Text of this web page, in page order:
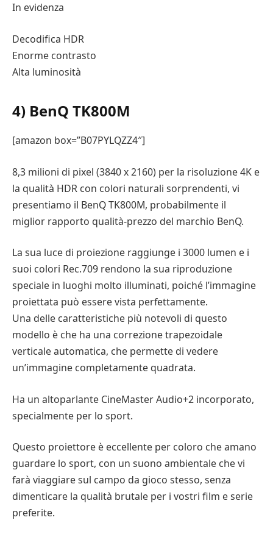
In evidenza
Decodifica HDR
Enorme contrasto
Alta luminosità
4) BenQ TK800M
[amazon box=”B07PYLQZZ4″]
8,3 milioni di pixel (3840 x 2160) per la risoluzione 4K e
la qualità HDR con colori naturali sorprendenti, vi
presentiamo il BenQ TK800M, probabilmente il
miglior rapporto qualità-prezzo del marchio BenQ.
La sua luce di proiezione raggiunge i 3000 lumen e i
suoi colori Rec.709 rendono la sua riproduzione
speciale in luoghi molto illuminati, poiché l’immagine
proiettata può essere vista perfettamente.
Una delle caratteristiche più notevoli di questo
modello è che ha una correzione trapezoidale
verticale automatica, che permette di vedere
un’immagine completamente quadrata.
Ha un altoparlante CineMaster Audio+2 incorporato,
specialmente per lo sport.
Questo proiettore è eccellente per coloro che amano
guardare lo sport, con un suono ambientale che vi
farà viaggiare sul campo da gioco stesso, senza
dimenticare la qualità brutale per i vostri film e serie
preferite.